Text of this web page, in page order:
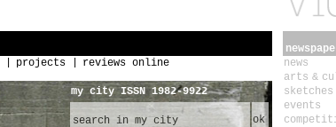
projects reviews online
my city ISSN 1982-9922
ok
news
arts &
sketches
events